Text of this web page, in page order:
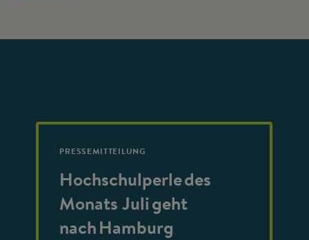
PRESSEMITTEILUNG
Hochschulperle des
Monats Juli geht
nach Hamburg